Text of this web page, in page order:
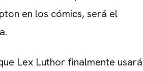
en los cómics, será el
Lex Luthor finalmente usará